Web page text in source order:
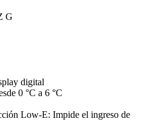
G
digital
0 °C a 6 °C
Low-E: Impide el ingreso de